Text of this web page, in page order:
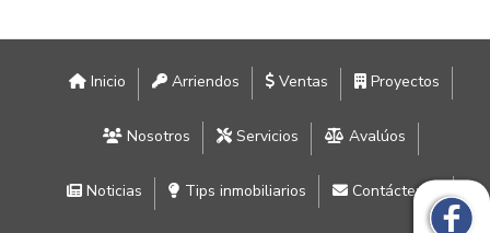
Inicio Arriendos Ventas Proyectos
Nosotros Servicios Avalúos
Noticias Tips inmobiliarios Contáctenos